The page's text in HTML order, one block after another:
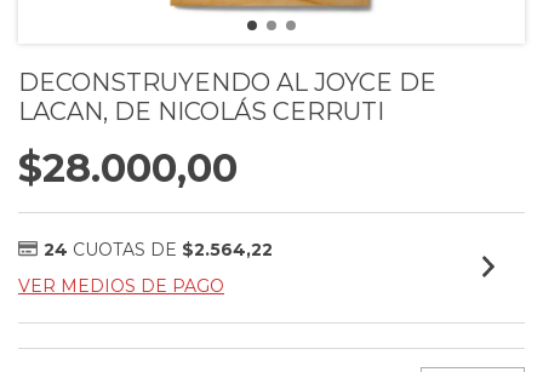
DECONSTRUYENDO AL JOYCE DE
LACAN, DE NICOLÁS CERRUTI
$28.000,00
24 CUOTAS DE $2.564,22
VER MEDIOS DE PAGO